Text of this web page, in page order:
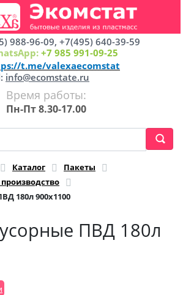
988-96-09, +7(495) 640-39-59
+7 985 991-09-25
t.me/valexaecomstat
info@ecomstate.ru
Время работы:
Пн-Пт 8.30-17.00
Каталог
Пакеты
180л 900х1100
ПВД 180л